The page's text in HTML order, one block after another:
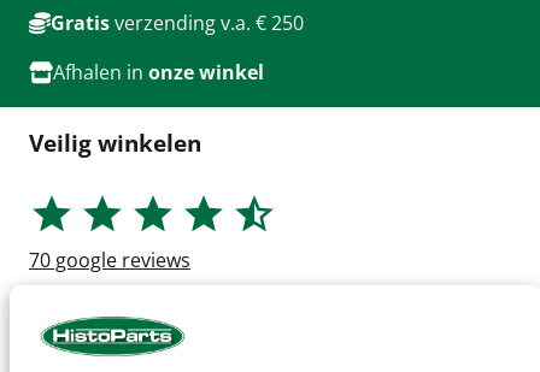
Gratisverzending v.a. € 250
Afhalen in onze winkel
Veilig winkelen
70 google reviews